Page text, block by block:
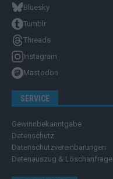
Bluesky
Tumblr
Threads
Instagram
Mastodon
SERVICE
Gewinnbekanntgabe
Datenschutz
Datenschutzvereinbarungen
Datenauszug & Löschanfrage